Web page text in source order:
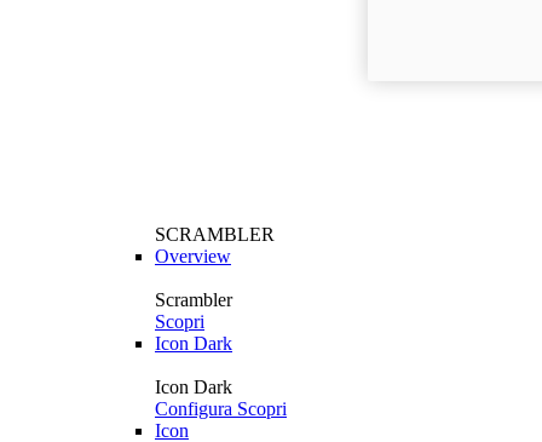
SCRAMBLER
Overview
Scrambler
Scopri
Icon Dark
Icon Dark
Configura Scopri
Icon